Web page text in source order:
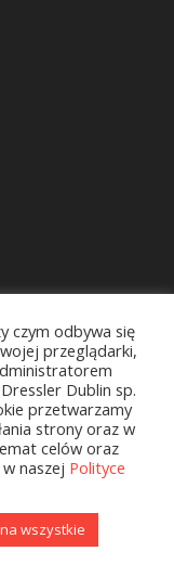
czym odbywa się
przeglądarki,
Dublin sp.
przetwarzamy
strony oraz w
celów oraz
naszej Polityce
wszystkie